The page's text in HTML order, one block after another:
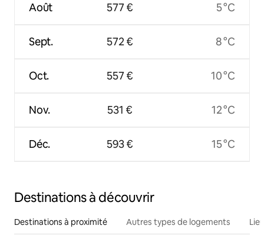
Août
Sept.
Oct.
Nov.
Déc.
577 €
572 €
557 €
531 €
593 €
5 °C
8 °C
10 °C
12 °C
15 °C
Destinations à découvrir
Destinations à proximité Autres types de logements